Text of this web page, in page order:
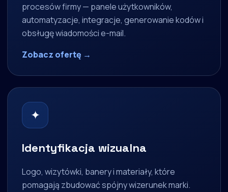
procesów firmy — panele użytkowników,
automatyzacje, integracje, generowanie kodów i
obsługę wiadomości e-mail.
Zobacz ofertę →
✦
Identyfikacja wizualna
Logo, wizytówki, banery i materiały, które
pomagają zbudować spójny wizerunek marki.